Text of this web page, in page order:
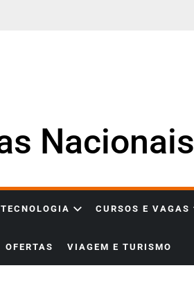
Nacionais
CURSOS E VAGAS
OFERTAS VIAGEM E TURISMO